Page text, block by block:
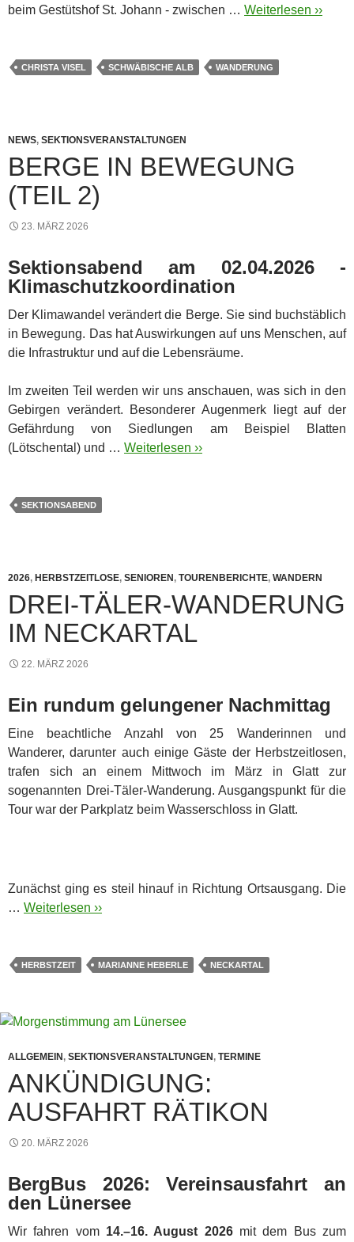
beim Gestütshof St. Johann - zwischen … Weiterlesen ››
CHRISTA VISEL SCHWÄBISCHE ALB WANDERUNG
NEWS, SEKTIONSVERANSTALTUNGEN
BERGE IN BEWEGUNG
(TEIL 2)
23. MÄRZ 2026
Sektionsabend am 02.04.2026 -
Klimaschutzkoordination
Der Klimawandel verändert die Berge. Sie sind buchstäblich
in Bewegung. Das hat Auswirkungen auf uns Menschen, auf
die Infrastruktur und auf die Lebensräume.
Im zweiten Teil werden wir uns anschauen, was sich in den
Gebirgen verändert. Besonderer Augenmerk liegt auf der
Gefährdung von Siedlungen am Beispiel Blatten
(Lötschental) und … Weiterlesen ››
SEKTIONSABEND
2026, HERBSTZEITLOSE, SENIOREN, TOURENBERICHTE, WANDERN
DREI-TÄLER-WANDERUNG
IM NECKARTAL
22. MÄRZ 2026
Ein rundum gelungener Nachmittag
Eine beachtliche Anzahl von 25 Wanderinnen und
Wanderer, darunter auch einige Gäste der Herbstzeitlosen,
trafen sich an einem Mittwoch im März in Glatt zur
sogenannten Drei-Täler-Wanderung. Ausgangspunkt für die
Tour war der Parkplatz beim Wasserschloss in Glatt.
Zunächst ging es steil hinauf in Richtung Ortsausgang. Die
… Weiterlesen ››
HERBSTZEIT MARIANNE HEBERLE NECKARTAL
ALLGEMEIN, SEKTIONSVERANSTALTUNGEN, TERMINE
ANKÜNDIGUNG:
AUSFAHRT RÄTIKON
20. MÄRZ 2026
BergBus 2026: Vereinsausfahrt an
den Lünersee
Wir fahren vom 14.–16. August 2026mit dem Bus zum